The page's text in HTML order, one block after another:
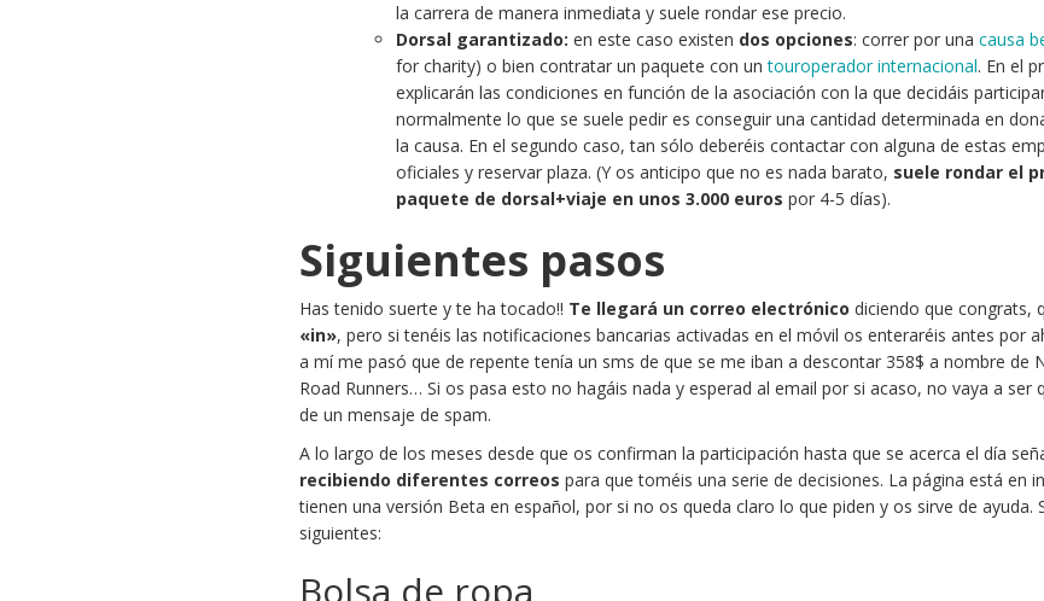
la carrera de manera inmediata y suele rondar ese precio.
Dorsal garantizado: en este caso existen dos opciones: correr por unacausa
for charity) o bien contratar un paquete con untouroperador internacional. En el
explicarán las condiciones en función de la asociación con la que decidáis
normalmente lo que se suele pedir es conseguir una cantidad determinada en
la causa. En el segundo caso, tan sólo deberéis contactar con alguna de estas
oficiales y reservar plaza. (Y os anticipo que no es nada barato, suele rondar el
paquete de dorsal+viaje en unos 3.000 euros por 4-5 días).
Siguientes pasos
Has tenido suerte y te ha tocado!! Te llegará un correo electrónico diciendo que congrats,
«in», pero si tenéis las notificaciones bancarias activadas en el móvil os enteraréis antes por
a mí me pasó que de repente tenía un sms de que se me iban a descontar 358$ a nombre de
Road Runners… Si os pasa esto no hagáis nada y esperad al email por si acaso, no vaya a ser
de un mensaje de spam.
A lo largo de los meses desde que os confirman la participación hasta que se acerca el día
recibiendo diferentes correos para que toméis una serie de decisiones. La página está en
tienen una versión Beta en español, por si no os queda claro lo que piden y os sirve de ayuda.
siguientes:
Bolsa de ropa